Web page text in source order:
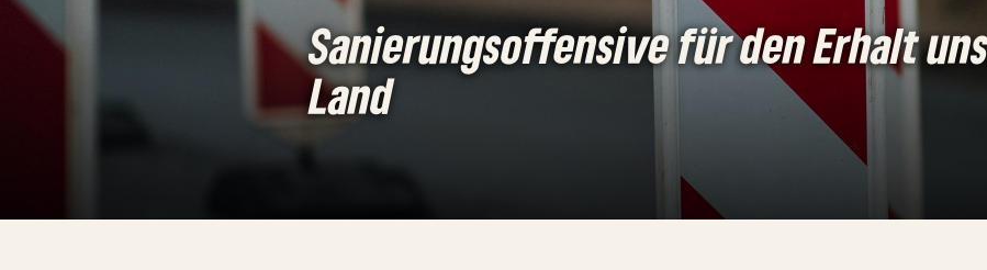
Sanierungsoffensive für den Erhalt
Land